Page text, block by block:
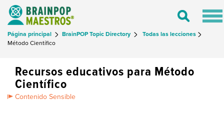
Toggle
Página principal BrainPOP Topic Directory
Todas las lecciones
Método Científico
Recursos educativos para Método
Científico
Contenido Sensible